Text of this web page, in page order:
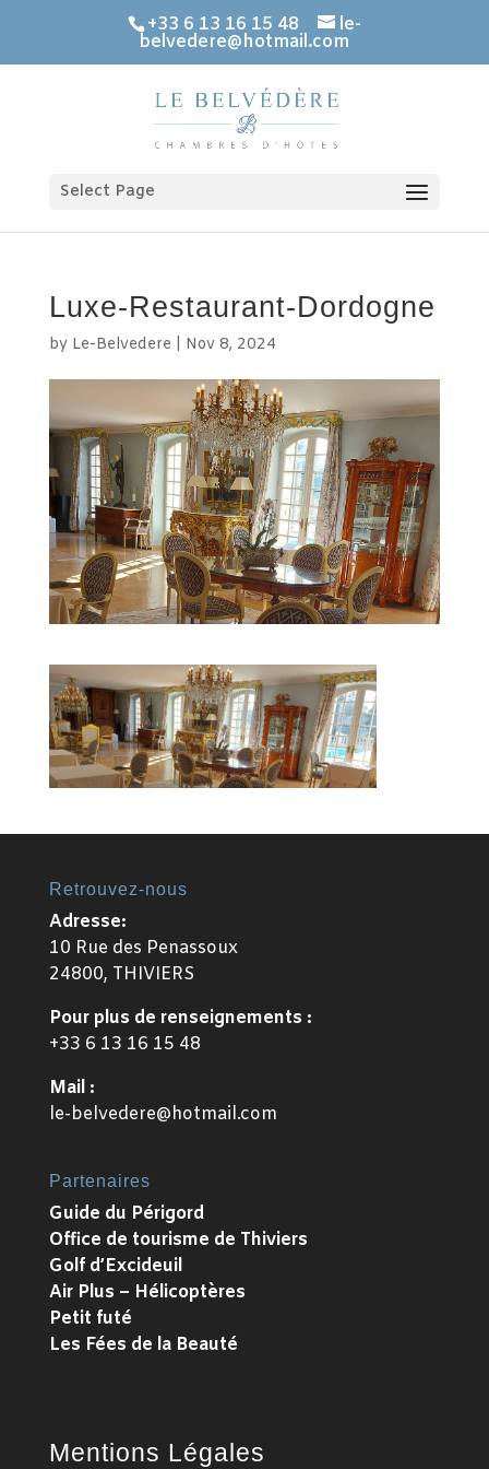
+33 6 13 16 15 48 le-
belvedere@hotmail.com
Select Page
Luxe-Restaurant-Dordogne
by Le-Belvedere Nov 8, 2024
Retrouvez-nous
Adresse:
10 Rue des Penassoux
24800, THIVIERS
Pour plus de renseignements :
+33 6 13 16 15 48
Mail :
le-belvedere@hotmail.com
Partenaires
Guide du Périgord
Office de tourisme de Thiviers
Golf d’Excideuil
Air Plus – Hélicoptères
Petit futé
Les Fées de la Beauté
Mentions Légales